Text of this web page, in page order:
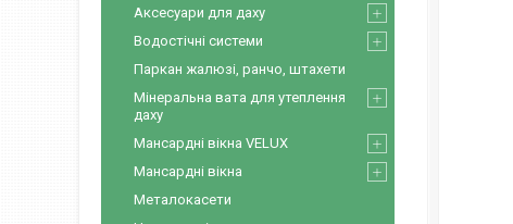
Аксесуари для даху
Водостічні системи
Паркан жалюзі, ранчо, штахети
Мінеральна вата для утеплення
даху
Мансардні вікна VELUX
Мансардні вікна
Металокасети